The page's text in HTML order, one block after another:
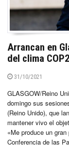
Arrancan en
del clima
31/10/2021
GLASGOW/Reino
domingo sus
(Reino Unido), que
mantener vivo el
«Me produce un
Conferencia de las